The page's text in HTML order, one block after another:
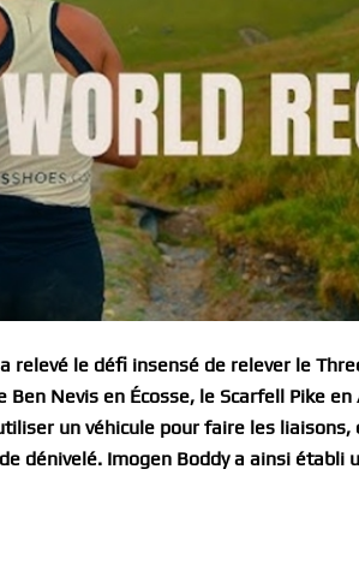
le défi insensé de relever le
Nevis en Écosse, le Scarfell Pike
un véhicule pour faire les liaisons,
dénivelé. Imogen Boddy a ainsi établi